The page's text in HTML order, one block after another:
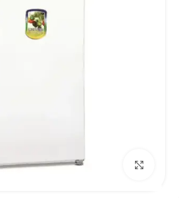
Click to enlarge